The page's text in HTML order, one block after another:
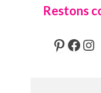
Restons
Pinterest